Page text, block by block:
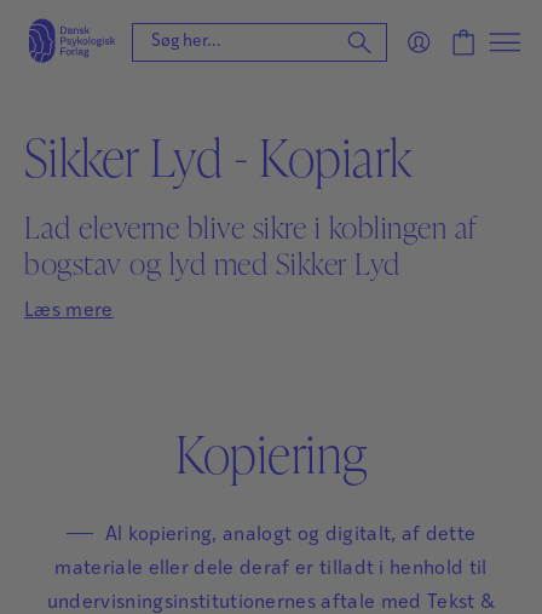
Sikker Lyd - Kopiark
Lad eleverne blive sikre i koblingen af
bogstav og lyd med Sikker Lyd
Læs mere
Kopiering
Al kopiering, analogt og digitalt, af dette
materiale eller dele deraf er tilladt i henhold til
undervisningsinstitutionernes aftale med Tekst &